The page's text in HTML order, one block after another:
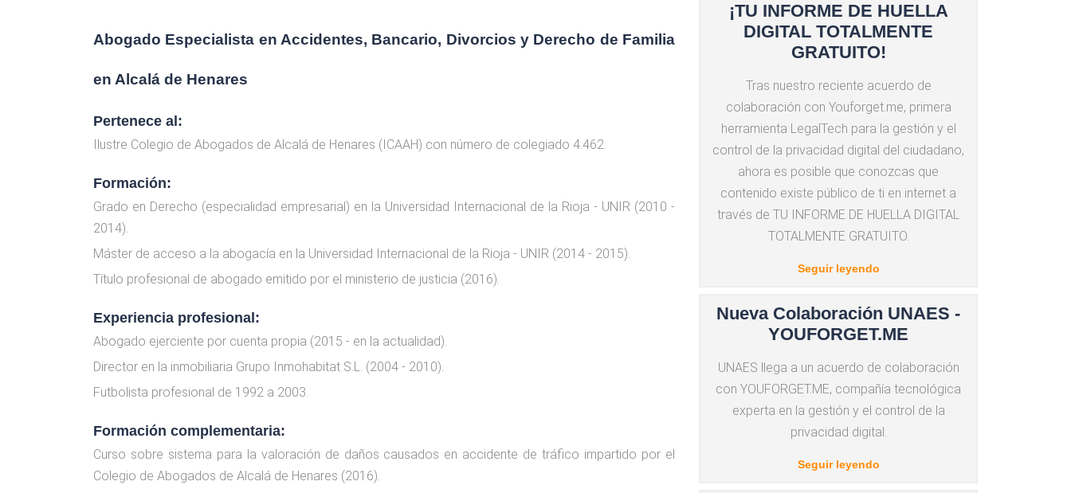
Abogado Especialista en Accidentes, Bancario, Divorcios y Derecho de Familia
en Alcalá de Henares
Pertenece al:
Ilustre Colegio de Abogados de Alcalá de Henares (ICAAH) con número de colegiado 4.462.
Formación:
Grado en Derecho (especialidad empresarial) en la Universidad Internacional de la Rioja - UNIR (2010 -
2014).
Máster de acceso a la abogacía en la Universidad Internacional de la Rioja - UNIR (2014 - 2015).
Título profesional de abogado emitido por el ministerio de justicia (2016).
Experiencia profesional:
­Abogado ejerciente por cuenta propia (2015 - en la actualidad).
­Director en la inmobiliaria Grupo Inmohabitat S.L. (2004 - 2010).
­Futbolista profesional de 1992 a 2003.
Formación complementaria:
Curso sobre sistema para la valoración de daños causados en accidente de tráfico impartido por el
Colegio de Abogados de Alcalá de Henares (2016).
¡TU INFORME DE HUELLA
DIGITAL TOTALMENTE
GRATUITO!
Tras nuestro reciente acuerdo de
colaboración con Youforget.me, primera
herramienta LegalTech para la gestión y el
control de la privacidad digital del ciudadano,
ahora es posible que conozcas que
contenido existe público de ti en internet a
través de TU INFORME DE HUELLA DIGITAL
TOTALMENTE GRATUITO.
Seguir leyendo
Nueva Colaboración UNAES -
YOUFORGET.ME
UNAES llega a un acuerdo de colaboración
con YOUFORGET.ME, compañía tecnológica
experta en la gestión y el control de la
privacidad digital.
Seguir leyendo